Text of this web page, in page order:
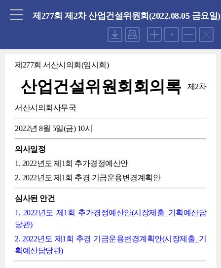
제277회 제2차 산업건설위원회(2022.08.05 금요일)
제277회 서산시의회(임시회)
산업건설위원회회의록 제2차
서산시의회사무국
2022년 8월 5일(금) 10시
의사일정
1. 2022년도 제1회 추가경정예산안
2. 2022년도 제1회 추경 기금운용변경계획안
심사된 안건
1. 2022년도 제1회 추가경정예산안(시장제출_기획예산담
당관)
2. 2022년도 제1회 추경 기금운용변경계획안(시장제출_기
획예산담당관)